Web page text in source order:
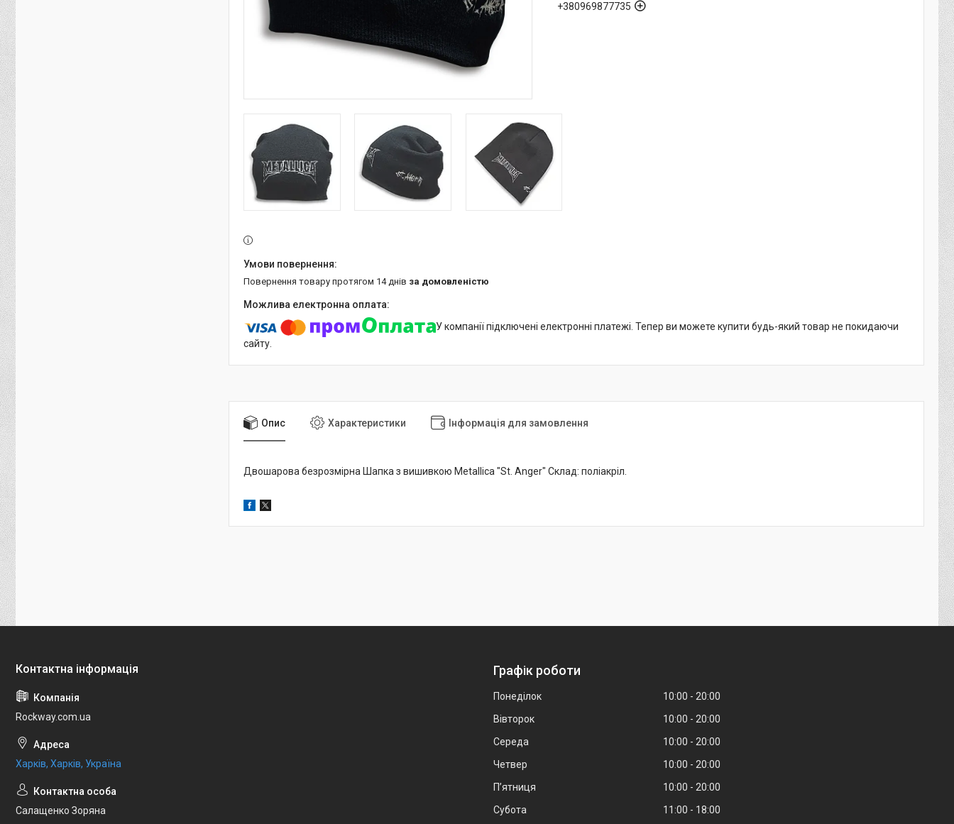
+380969877735
повернення товару протягом 14 днів за домовленістю
У компанії підключені електронні платежі. Тепер ви можете купити будь-який товар не покидаючи
сайту.
Опис Характеристики Інформація для замовлення
Двошарова безрозмірна Шапка з вишивкою Metallica "St. Anger" Склад: поліакріл.
Rockway.com.ua
Харків, Харків, Україна
Салащенко Зоряна
Графік роботи
Понеділок 10:00
20:00
Вівторок
10:00
20:00
Середа
10:00
20:00
Четвер
10:00
20:00
Пʼятниця
10:00
20:00
Субота
11:00 18:00